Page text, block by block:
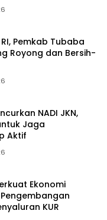
Pemkab Tubaba
Royong dan Bersih-
NADI JKN,
Jaga
Aktif
Ekonomi
KUR